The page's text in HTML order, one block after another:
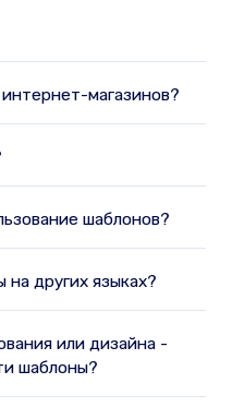
магазинов?
шаблонов?
на других языках?
или дизайна -
шаблоны?